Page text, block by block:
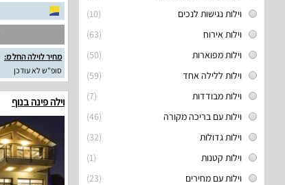
(10)
וילות נגישות לנכים
(63)
וילות אירוח
(50)
וילות מפוארות
(59)
וילות ללילה אחד
(7)
וילות מבודדות
(46)
וילות עם בריכה מקורה
(32)
וילות גדולות
(1)
וילות קטנות
(23)
וילות עם מחירים
מחיר לוילה החל מ:
סופ"ש לא עודכן
וילה פינה בנוף